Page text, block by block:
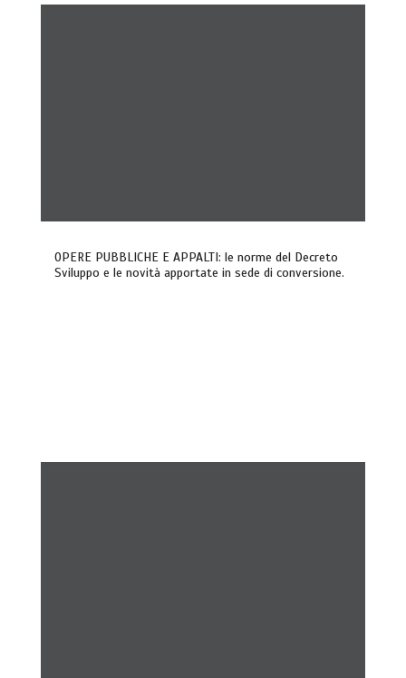
OPERE PUBBLICHE E APPALTI: le norme del Decreto
Sviluppo e le novità apportate in sede di conversione.